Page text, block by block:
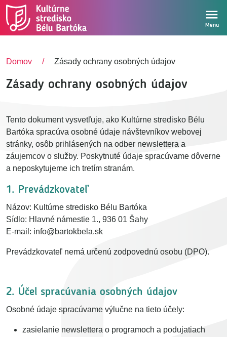
Skočiť na hlavný obsah
Menu
Domov Zásady ochrany osobných údajov
Zásady ochrany osobných údajov
Tento dokument vysvetľuje, ako Kultúrne stredisko Bélu
Bartóka spracúva osobné údaje návštevníkov webovej
stránky, osôb prihlásených na odber newslettera a
záujemcov o služby. Poskytnuté údaje spracúvame dôverne
a neposkytujeme ich tretím stranám.
1. Prevádzkovateľ
Názov: Kultúrne stredisko Bélu Bartóka
Sídlo: Hlavné námestie 1., 936 01 Šahy
E-mail: info@bartokbela.sk
Prevádzkovateľ nemá určenú zodpovednú osobu (DPO).
2. Účel spracúvania osobných údajov
Osobné údaje spracúvame výlučne na tieto účely:
zasielanie newslettera o programoch a podujatiach